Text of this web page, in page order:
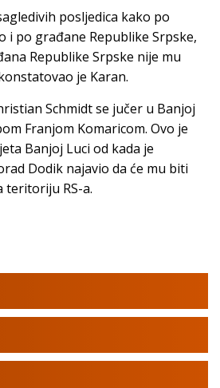
posljedica kako po
i po građane Republike Srpske,
Republike Srpske nije mu
je Karan.
Schmidt se jučer u Banjoj
Franjom Komaricom. Ovo je
Banjoj Luci od kada je
Dodik najavio da će mu biti
teritoriju RS-a.